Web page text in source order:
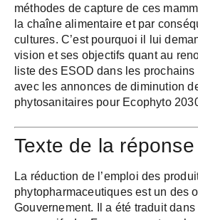
méthodes de capture de ces
la chaîne alimentaire et par
cultures. C’est pourquoi il lui
vision et ses objectifs quant au
liste des ESOD dans les
avec les annonces de diminution
phytosanitaires pour Ecophyto
Texte de la réponse
La réduction de l’emploi des
phytopharmaceutiques est un des
Gouvernement. Il a été traduit